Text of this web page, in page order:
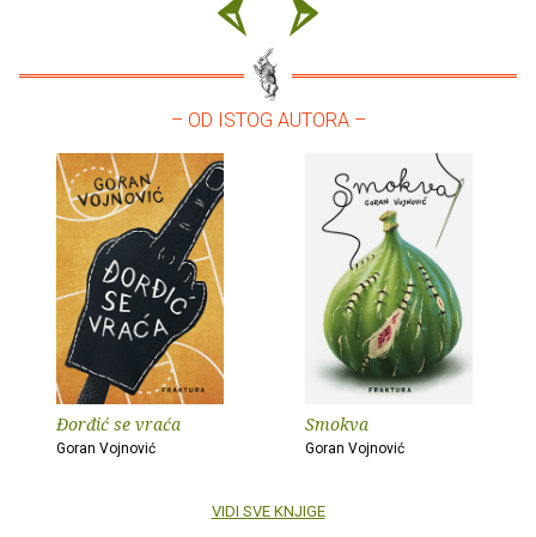
– OD ISTOG AUTORA –
Đorđić se vraća
Goran Vojnović
Smokva
Goran Vojnović
VIDI SVE KNJIGE